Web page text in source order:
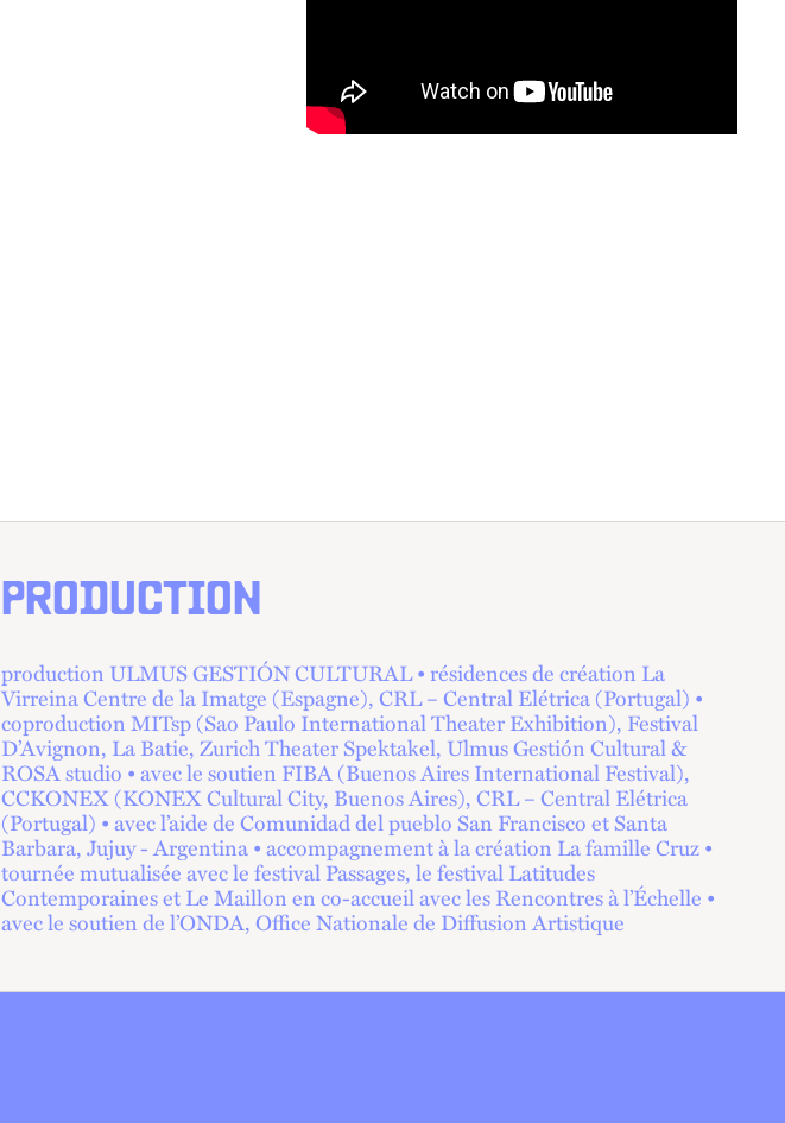
PRODUCTION
production ULMUS GESTIÓN CULTURAL • résidences de création La
Virreina Centre de la Imatge (Espagne), CRL – Central Elétrica (Portugal) •
coproduction MITsp (Sao Paulo International Theater Exhibition), Festival
D’Avignon, La Batie, Zurich Theater Spektakel, Ulmus Gestión Cultural &
ROSA studio • avec le soutien FIBA (Buenos Aires International Festival),
CCKONEX (KONEX Cultural City, Buenos Aires), CRL – Central Elétrica
(Portugal) • avec l’aide de Comunidad del pueblo San Francisco et Santa
Barbara, Jujuy - Argentina • accompagnement à la création La famille Cruz •
tournée mutualisée avec le festival Passages, le festival Latitudes
Contemporaines et Le Maillon en co-accueil avec les Rencontres à l’Échelle •
avec le soutien de l’ONDA, Office Nationale de Diffusion Artistique